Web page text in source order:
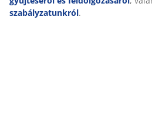
szabályzatunkról.